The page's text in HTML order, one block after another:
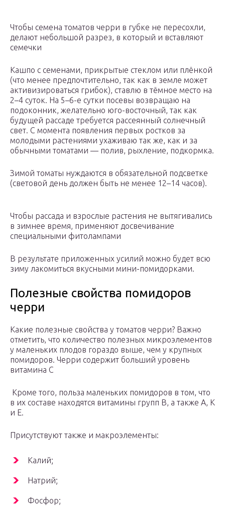
Чтобы семена томатов черри в губке не пересохли,
делают небольшой разрез, в который и вставляют
семечки
Кашпо с семенами, прикрытые стеклом или плёнкой
(что менее предпочтительно, так как в земле может
активизироваться грибок), ставлю в тёмное место на
2–4 суток. На 5–6-е сутки посевы возвращаю на
подоконник, желательно юго-восточный, так как
будущей рассаде требуется рассеянный солнечный
свет. С момента появления первых ростков за
молодыми растениями ухаживаю так же, как и за
обычными томатами — полив, рыхление, подкормка.
Зимой томаты нуждаются в обязательной подсветке
(световой день должен быть не менее 12–14 часов).
Чтобы рассада и взрослые растения не вытягивались
в зимнее время, применяют досвечивание
специальными фитолампами
В результате приложенных усилий можно будет всю
зиму лакомиться вкусными мини-помидорками.
Полезные свойства помидоров
черри
Какие полезные свойства у томатов черри? Важно
отметить, что количество полезных микроэлементов
у маленьких плодов гораздо выше, чем у крупных
помидоров. Черри содержит больший уровень
витамина С
Кроме того, польза маленьких помидоров в том, что
в их составе находятся витамины групп В, а также А, К
и Е.
Присутствуют также и макроэлементы:
Калий;
Натрий;
Фосфор;